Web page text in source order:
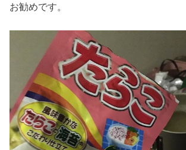
お勧めです。